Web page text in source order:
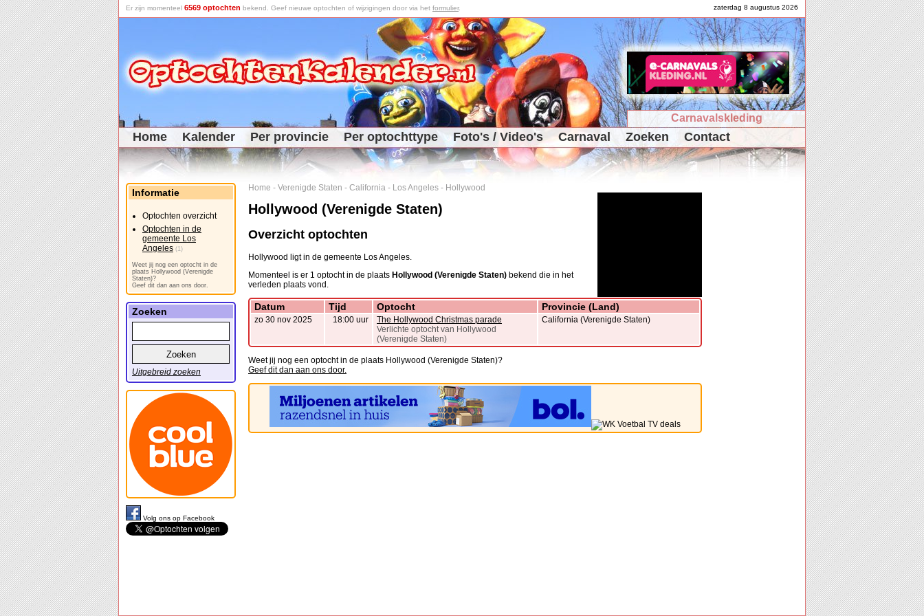
zaterdag 8 augustus 2026
Er zijn momenteel 6569 optochten bekend. Geef nieuwe optochten of wijzigingen door via het formulier.
Carnavalskleding
Home Kalender Per provincie Per optochttype Foto's / Video's Carnaval Zoeken Contact
Home - Verenigde Staten - California - Los Angeles - Hollywood
Hollywood (Verenigde Staten)
Overzicht optochten
Hollywood ligt in de gemeente Los Angeles.
Momenteel is er 1 optocht in de plaats Hollywood (Verenigde Staten) bekend die in het
verleden plaats vond.
Datum Tijd Optocht Provincie (Land)
zo 30 nov 2025 18:00 uur
The Hollywood Christmas parade
Verlichte optocht van Hollywood
(Verenigde Staten)
California (Verenigde Staten)
Weet jij nog een optocht in de plaats Hollywood (Verenigde Staten)?
Geef dit dan aan ons door.
Informatie
Optochten overzicht
Optochten in de
gemeente Los
Angeles (1)
Weet jij nog een optocht in de
plaats Hollywood (Verenigde
Staten)?
Geef dit dan aan ons door.
Zoeken
Uitgebreid zoeken
Volg ons op Facebook